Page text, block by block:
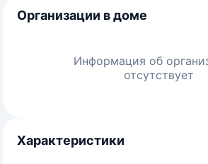
Организации в доме
Информация об
отсутствует
Характеристики